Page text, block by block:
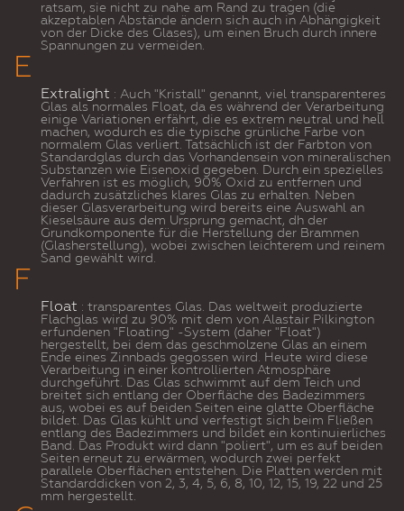
ratsam, sie nicht zu nahe am Rand zu tragen (die
akzeptablen Abstände ändern sich auch in Abhängigkeit
von der Dicke des Glases), um einen Bruch durch innere
Spannungen zu vermeiden.
E
Extralight : Auch "Kristall" genannt, viel transparenteres
Glas als normales Float, da es während der Verarbeitung
einige Variationen erfährt, die es extrem neutral und hell
machen, wodurch es die typische grünliche Farbe von
normalem Glas verliert. Tatsächlich ist der Farbton von
Standardglas durch das Vorhandensein von mineralischen
Substanzen wie Eisenoxid gegeben. Durch ein spezielles
Verfahren ist es möglich, 90% Oxid zu entfernen und
dadurch zusätzliches klares Glas zu erhalten. Neben
dieser Glasverarbeitung wird bereits eine Auswahl an
Kieselsäure aus dem Ursprung gemacht, dh der
Grundkomponente für die Herstellung der Brammen
(Glasherstellung), wobei zwischen leichterem und reinem
Sand gewählt wird.
F
Float : transparentes Glas. Das weltweit produzierte
Flachglas wird zu 90% mit dem von Alastair Pilkington
erfundenen "Floating" -System (daher "Float")
hergestellt, bei dem das geschmolzene Glas an einem
Ende eines Zinnbads gegossen wird. Heute wird diese
Verarbeitung in einer kontrollierten Atmosphäre
durchgeführt. Das Glas schwimmt auf dem Teich und
breitet sich entlang der Oberfläche des Badezimmers
aus, wobei es auf beiden Seiten eine glatte Oberfläche
bildet. Das Glas kühlt und verfestigt sich beim Fließen
entlang des Badezimmers und bildet ein kontinuierliches
Band. Das Produkt wird dann "poliert", um es auf beiden
Seiten erneut zu erwärmen, wodurch zwei perfekt
parallele Oberflächen entstehen. Die Platten werden mit
Standarddicken von 2, 3, 4, 5, 6, 8, 10, 12, 15, 19, 22 und 25
mm hergestellt.